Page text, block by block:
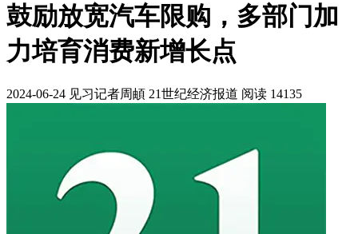
鼓励放宽汽车限购，多部门加
力培育消费新增长点
2024-06-24 见习记者周頔 21世纪经济报道 阅读 14135